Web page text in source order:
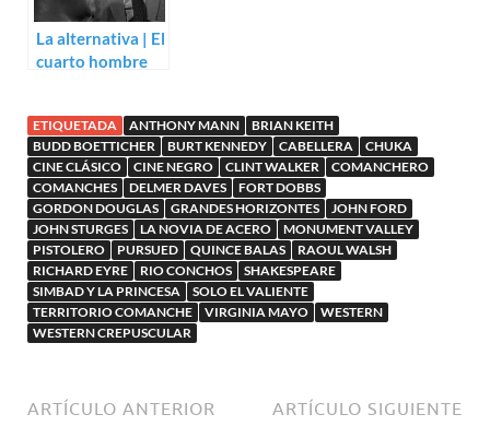
La alternativa | El
cuarto hombre
ETIQUETADA ANTHONY MANN
BRIAN KEITH
BUDD BOETTICHER
BURT KENNEDY CABELLERA
CHUKA
CINE CLÁSICO
CINE NEGRO CLINT WALKER
COMANCHERO
COMANCHES
DELMER DAVES
FORT DOBBS
GORDON DOUGLAS
GRANDES HORIZONTES
JOHN FORD
JOHN STURGES
LA NOVIA DE ACERO
MONUMENT VALLEY
PISTOLERO
PURSUED QUINCE BALAS
RAOUL WALSH
RICHARD EYRE
RIO CONCHOS
SHAKESPEARE
SIMBAD Y LA PRINCESA
SOLO EL VALIENTE
TERRITORIO COMANCHE
VIRGINIA MAYO
WESTERN
WESTERN CREPUSCULAR
ARTÍCULO ANTERIOR ARTÍCULO SIGUIENTE